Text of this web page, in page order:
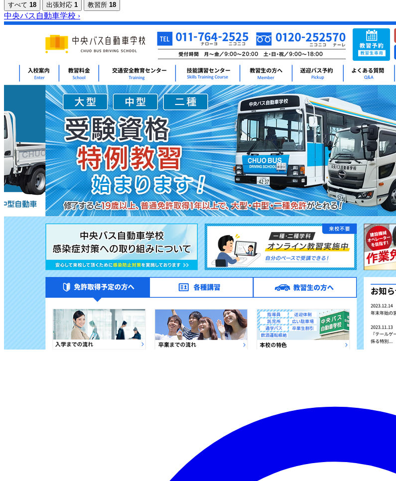
すべて 18 出張対応 1 教習所 18
中央バス自動車学校 ›